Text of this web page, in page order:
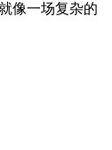
像一场复杂的